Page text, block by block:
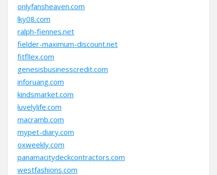
onlyfansheaven.com
lky08.com
ralph-fiennes.net
fielder-maximum-discount.net
fitfllex.com
genesisbusinesscredit.com
inforuang.com
kindsmarket.com
luvelylife.com
macramb.com
mypet-diary.com
oxweekly.com
panamacitydeckcontractors.com
westfashions.com